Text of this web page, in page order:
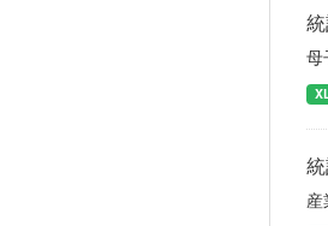
母
産